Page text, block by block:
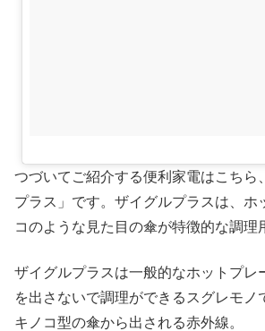
つづいてご紹介する便利家電はこちら
プラス」です。ザイグルプラスは、ホ
コのような見た目の傘が特徴的な調理
ザイグルプラスは一般的なホットプレ
を出さないで調理ができるスグレモノ
キノコ型の傘から出される赤外線。